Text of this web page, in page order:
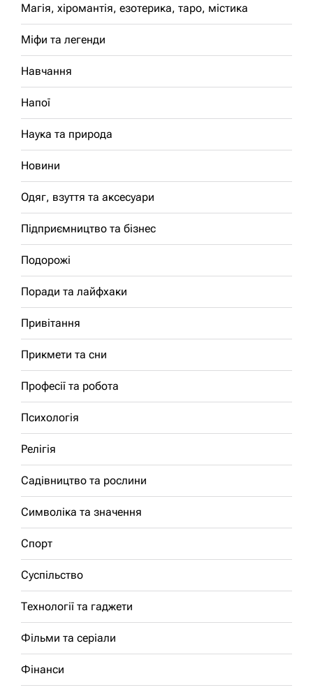
Магія, хіромантія, езотерика, таро, містика
Міфи та легенди
Навчання
Напої
Наука та природа
Новини
Одяг, взуття та аксесуари
Підприємництво та бізнес
Подорожі
Поради та лайфхаки
Привітання
Прикмети та сни
Професії та робота
Психологія
Релігія
Садівництво та рослини
Символіка та значення
Спорт
Суспільство
Технології та гаджети
Фільми та серіали
Фінанси